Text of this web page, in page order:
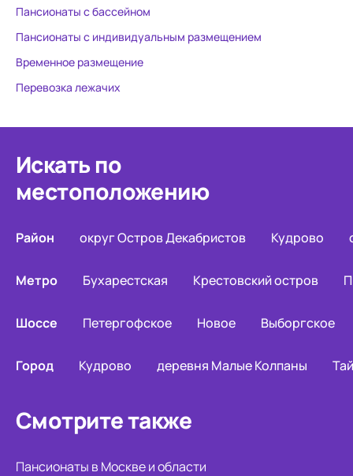
Пансионаты с бассейном
Пансионаты с индивидуальным размещением
Временное размещение
Перевозка лежачих
Искать по
местоположению
Район округ Остров Декабристов Кудрово
Метро Бухарестская Крестовский остров
Шоссе Петергофское Новое Выборгское
Город Кудрово деревня Малые Колпаны
Смотрите также
Пансионаты в Москве и области